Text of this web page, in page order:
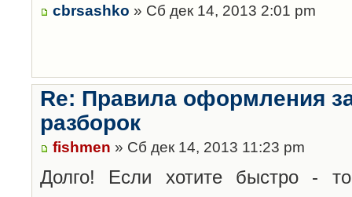
cbrsashko » Сб дек 14, 2013 2:01 pm
Re: Правила оформления
разборок
fishmen » Сб дек 14, 2013 11:23 pm
Долго! Если хотите быстро -